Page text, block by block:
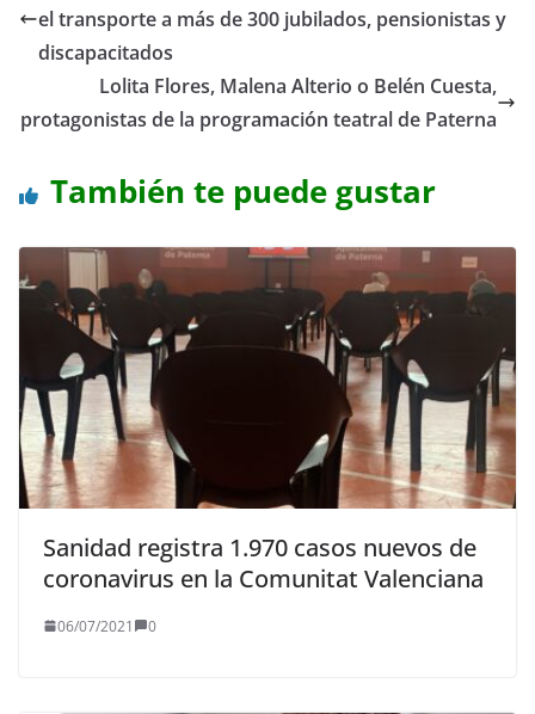
el transporte a más de 300 jubilados, pensionistas y
discapacitados
Lolita Flores, Malena Alterio o Belén Cuesta,
protagonistas de la programación teatral de Paterna
También te puede gustar
Sanidad registra 1.970 casos nuevos de
coronavirus en la Comunitat Valenciana
06/07/2021 0